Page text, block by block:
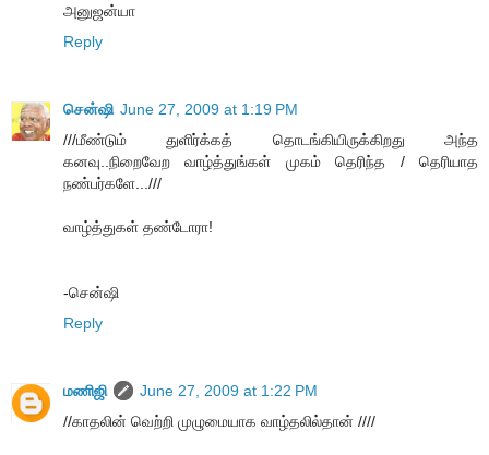
அனுஜன்யா
Reply
சென்ஷி June 27, 2009 at 1:19 PM
///மீண்டும் துளிர்க்கத் தொடங்கியிருக்கிறது அந்த
கனவு..நிறைவேற வாழ்த்துங்கள் முகம் தெரிந்த / தெரியாத
நண்பர்களே...///
வாழ்த்துகள் தண்டோரா!
-சென்ஷி
Reply
மணிஜி
June 27, 2009 at 1:22 PM
//காதலின் வெற்றி முழுமையாக வாழ்தலில்தான் ////